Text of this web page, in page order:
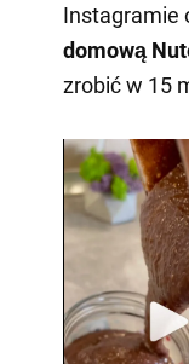
Instagramie
domową
zrobić w 15